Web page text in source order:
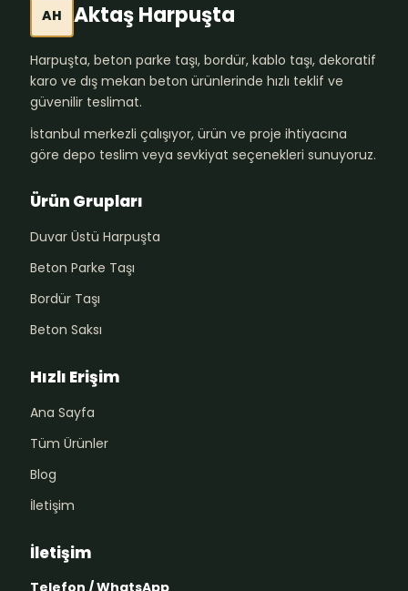
AH Aktaş Harpuşta
Harpuşta, beton parke taşı, bordür, kablo taşı, dekoratif
karo ve dış mekan beton ürünlerinde hızlı teklif ve
güvenilir teslimat.
İstanbul merkezli çalışıyor, ürün ve proje ihtiyacına
göre depo teslim veya sevkiyat seçenekleri sunuyoruz.
Ürün Grupları
Duvar Üstü Harpuşta
Beton Parke Taşı
Bordür Taşı
Beton Saksı
Hızlı Erişim
Ana Sayfa
Tüm Ürünler
Blog
İletişim
İletişim